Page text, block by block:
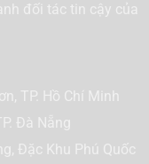
đối tác tin cậy của
TP. Hồ Chí Minh
Đà Nẵng
Đặc Khu Phú Quốc